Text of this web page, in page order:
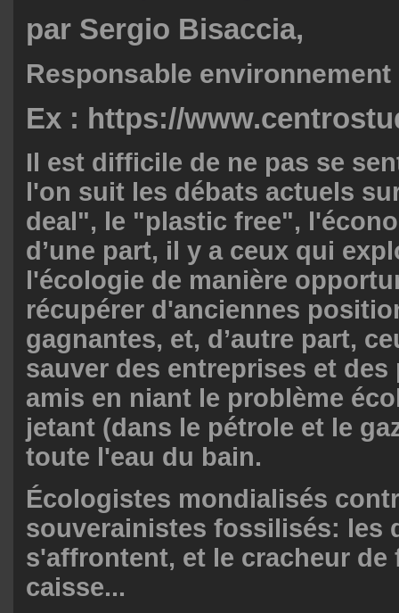
par Sergio Bisaccia,
Responsable environnement
Ex : https://
Il est difficile de ne pas se
l'on suit les débats actuels
deal", le "plastic free",
d’une part, il y a ceux qui
l'écologie de manière
récupérer d'anciennes
gagnantes, et, d’autre part,
sauver des entreprises et
amis en niant le problème
jetant (dans le pétrole et le
toute l'eau du bain.
Écologistes mondialisés
souverainistes fossilisés: les
s'affrontent, et le cracheur de
caisse...